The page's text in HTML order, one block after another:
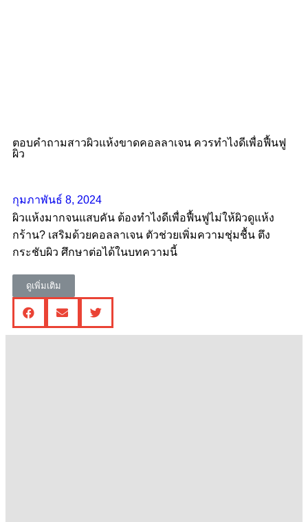
ตอบคำถามสาวผิวแห้งขาดคอลลาเจน ควรทําไงดีเพื่อฟื้นฟู
ผิว
กุมภาพันธ์ 8, 2024
ผิวแห้งมากจนแสบคัน ต้องทำไงดีเพื่อฟื้นฟูไม่ให้ผิวดูแห้ง
กร้าน? เสริมด้วยคอลลาเจน ตัวช่วยเพิ่มความชุ่มชื้น ตึง
กระชับผิว ศึกษาต่อได้ในบทความนี้
ดูเพิ่มเติม